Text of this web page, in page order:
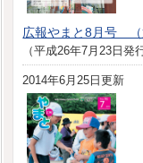
広報やまと8月号 （
（平成26年7月23日発
2014年6月25日更新